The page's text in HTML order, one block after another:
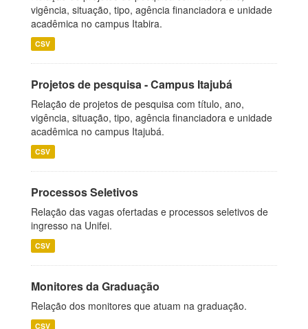
vigência, situação, tipo, agência financiadora e unidade
acadêmica no campus Itabira.
CSV
Projetos de pesquisa - Campus Itajubá
Relação de projetos de pesquisa com título, ano,
vigência, situação, tipo, agência financiadora e unidade
acadêmica no campus Itajubá.
CSV
Processos Seletivos
Relação das vagas ofertadas e processos seletivos de
ingresso na Unifei.
CSV
Monitores da Graduação
Relação dos monitores que atuam na graduação.
CSV